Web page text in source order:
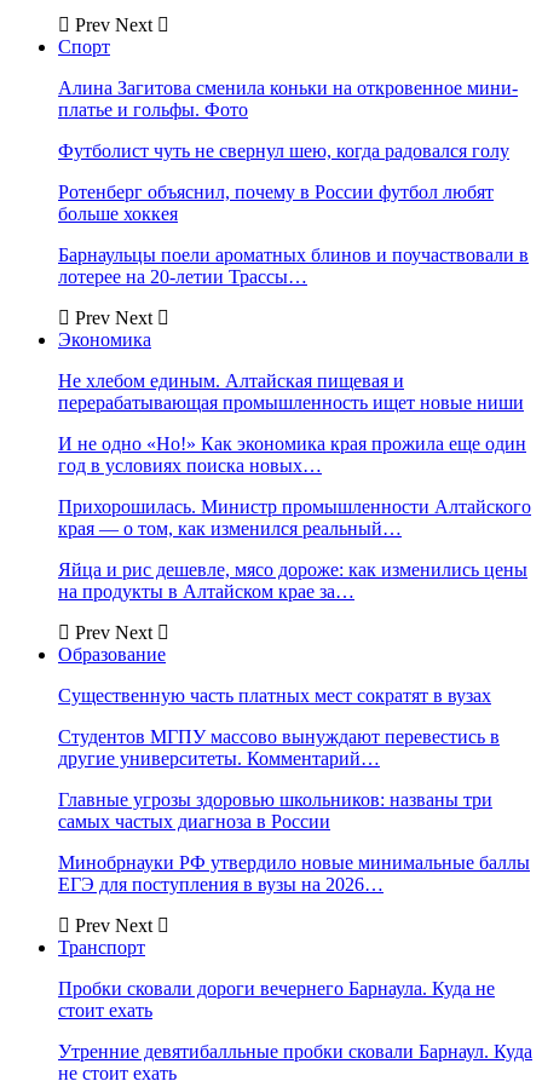
Prev Next
Спорт
Алина Загитова сменила коньки на откровенное мини-
платье и гольфы. Фото
Футболист чуть не свернул шею, когда радовался голу
Ротенберг объяснил, почему в России футбол любят
больше хоккея
Барнаульцы поели ароматных блинов и поучаствовали в
лотерее на 20-летии Трассы…
Prev Next
Экономика
Не хлебом единым. Алтайская пищевая и
перерабатывающая промышленность ищет новые ниши
И не одно «Но!» Как экономика края прожила еще один
год в условиях поиска новых…
Прихорошилась. Министр промышленности Алтайского
края — о том, как изменился реальный…
Яйца и рис дешевле, мясо дороже: как изменились цены
на продукты в Алтайском крае за…
Prev Next
Образование
Существенную часть платных мест сократят в вузах
Студентов МГПУ массово вынуждают перевестись в
другие университеты. Комментарий…
Главные угрозы здоровью школьников: названы три
самых частых диагноза в России
Минобрнауки РФ утвердило новые минимальные баллы
ЕГЭ для поступления в вузы на 2026…
Prev Next
Транспорт
Пробки сковали дороги вечернего Барнаула. Куда не
стоит ехать
Утренние девятибалльные пробки сковали Барнаул. Куда
не стоит ехать